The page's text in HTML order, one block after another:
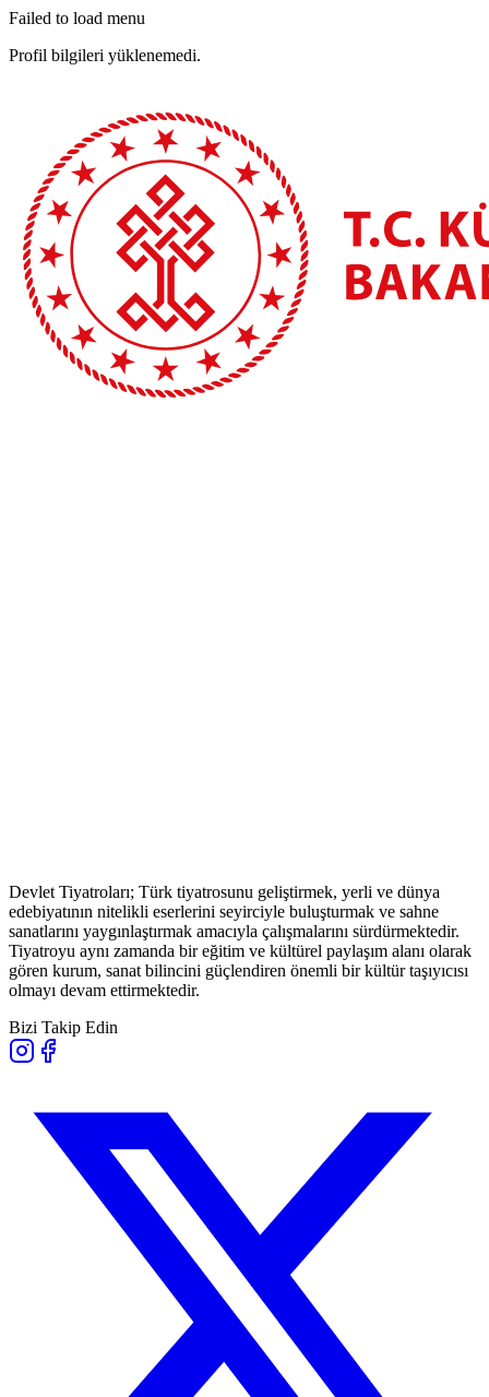
Failed to load menu
Profil bilgileri yüklenemedi.
Devlet Tiyatroları; Türk tiyatrosunu geliştirmek, yerli ve dünya
edebiyatının nitelikli eserlerini seyirciyle buluşturmak ve sahne
sanatlarını yaygınlaştırmak amacıyla çalışmalarını sürdürmektedir.
Tiyatroyu aynı zamanda bir eğitim ve kültürel paylaşım alanı olarak
gören kurum, sanat bilincini güçlendiren önemli bir kültür taşıyıcısı
olmayı devam ettirmektedir.
Bizi Takip Edin